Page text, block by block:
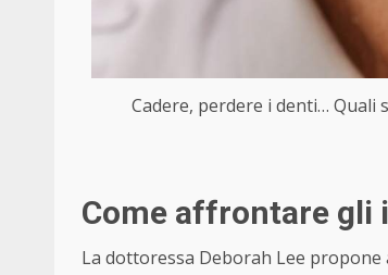
Cadere, perdere i denti… Quali
Come affrontare gli
La dottoressa Deborah Lee